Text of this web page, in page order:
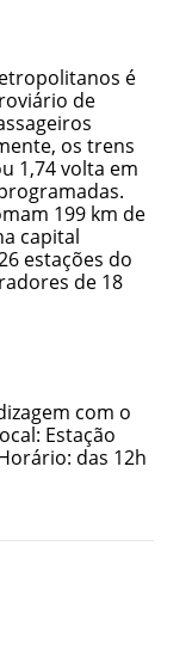
é
de
os trens
1,74 volta em
199 km de
capital
estações do
de 18
com o
Estação
das 12h